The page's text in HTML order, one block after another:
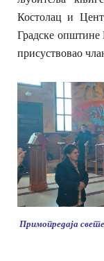
Костолац и
Градске општине
присуствовао
Примопредаја